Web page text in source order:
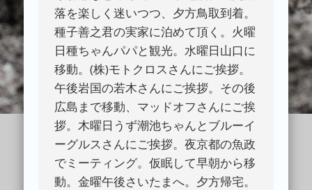
落を楽しく迷いつつ、夕方鳥取到着。
種子善之君の実家に泊めて頂く。火曜
日種ちゃんパパと観光。水曜日山口に
移動。(株)モトクロスさんにご挨拶。
午後岩国の若木さんにご挨拶。その後
広島まで移動、マッドオフさんにご挨
拶。木曜日うず潮池ちゃんとブルーイ
ーグルスさんにご挨拶。夜京都の魚政
でミーティング。仮眠して早朝から移
動。金曜午後さいたまへ。夕方帰宅。